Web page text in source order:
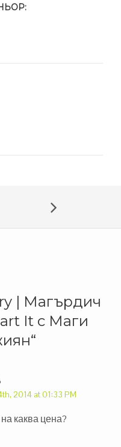
| Магърдич
It с Маги
“
2014 at 01:33 PM
каква цена?